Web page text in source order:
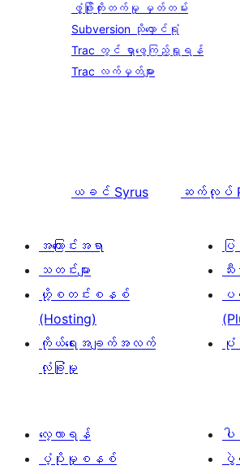
ဖွံ့ဖြိုးတိုးတက်မှု မှတ်တမ်း
Subversion သိုလှောင်ရုံ
Trac တွင် ရှာဖွေကြည့်ရှုရန်
Trac လက်မှတ်များ
ယခင် Syrus ဆက်လုပ်
အကြောင်းအရာ
သတင်းများ
ဟို့စတင်းစနစ်
(Hosting)
ကိုယ်ရေးအချက်အလက်
လုံခြုံမှု
ပ
သီ
ပ
ပုံ
လေ့လာရန်
ပံ့ပိုးမှုစနစ်
ပ
ပွဲ